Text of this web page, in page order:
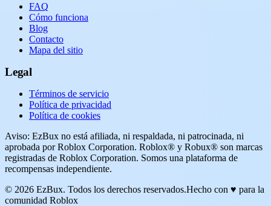
FAQ
Cómo funciona
Blog
Contacto
Mapa del sitio
Legal
Términos de servicio
Política de privacidad
Política de cookies
Aviso: EzBux no está afiliada, ni respaldada, ni patrocinada, ni
aprobada por Roblox Corporation. Roblox® y Robux® son marcas
registradas de Roblox Corporation. Somos una plataforma de
recompensas independiente.
© 2026 EzBux. Todos los derechos reservados.Hecho con ♥ para la
comunidad Roblox